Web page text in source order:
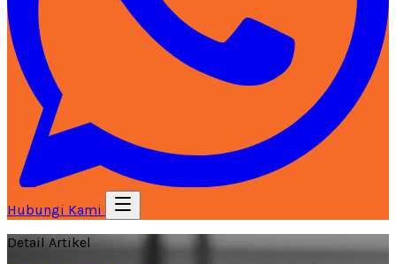
Hubungi Kami
Detail Artikel